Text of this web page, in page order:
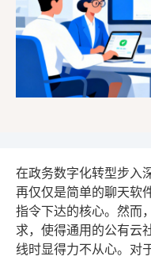
在政务数字化转型步入
再仅仅是简单的聊天软
指令下达的核心。然而
求，使得通用的公有云
线时显得力不从心。对